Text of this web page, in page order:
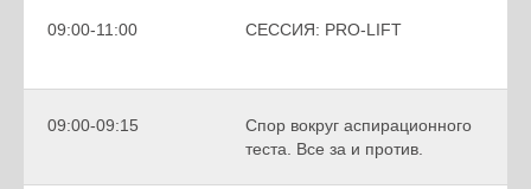
09:00-11:00 СЕССИЯ: PRO-LIFT
09:00-09:15
Спор вокруг аспирационного
теста. Все за и против.